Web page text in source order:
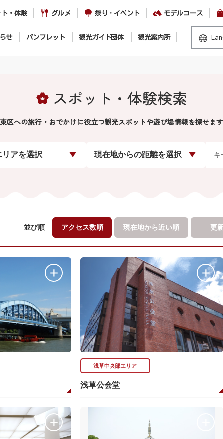
・体験 グルメ 祭り・イベント モデルコース
せ パンフレット 観光ガイド団体 観光案内所
スポット・体験検索
区への旅行・おでかけに役立つ観光スポットや遊び場情報を探せま
リアを選択 現在地からの距離を選択
並び順 アクセス数順 現在地から近い順 更
浅草中央部エリア
浅草公会堂